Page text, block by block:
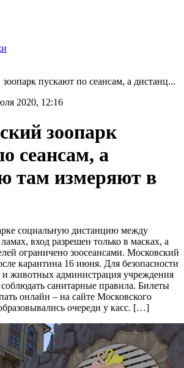
пускают по сеансам, а дистанц...
2020, 12:16
зоопарк
сеансам, а
там измеряют в
социальную дистанцию между
вход разрешен только в масках, а
ограничено зоосеансами. Московский
карантина 16 июня. Для безопасности
и животных администрация учреждения
санитарные правила. Билеты
онлайн – на сайте Московского
очереди у касс. […]